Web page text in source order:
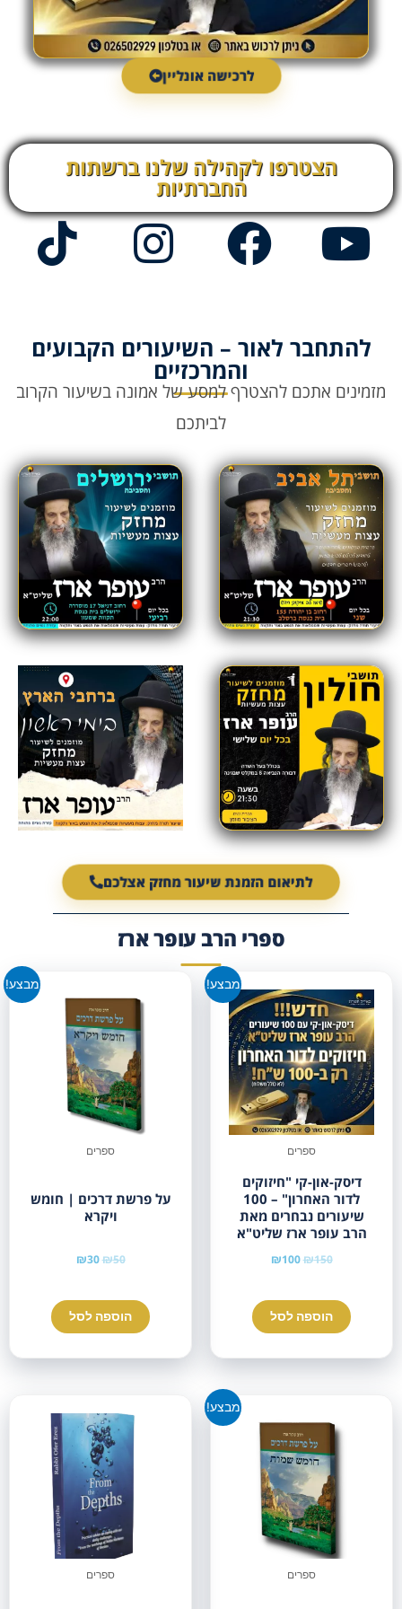
לרכישה אונליין
הצטרפו לקהילה שלנו ברשתות
החברתיות
להתחבר לאור – השיעורים הקבועים
והמרכזיים
מזמינים אתכם להצטרף למסע של אמונה בשיעור הקרוב
לביתכם
לתיאום הזמנת שיעור מחזק אצלכם
ספרי הרב עופר ארז
מבצע!
ספרים
דיסק-און-קי "חיזוקים
לדור האחרון" – 100
שיעורים נבחרים מאת
הרב עופר ארז שליט"א
₪150
₪100
הוספה לסל
מבצע!
ספרים
על פרשת דרכים | חומש
ויקרא
₪50
₪30
הוספה לסל
מבצע!
ספרים ספרים